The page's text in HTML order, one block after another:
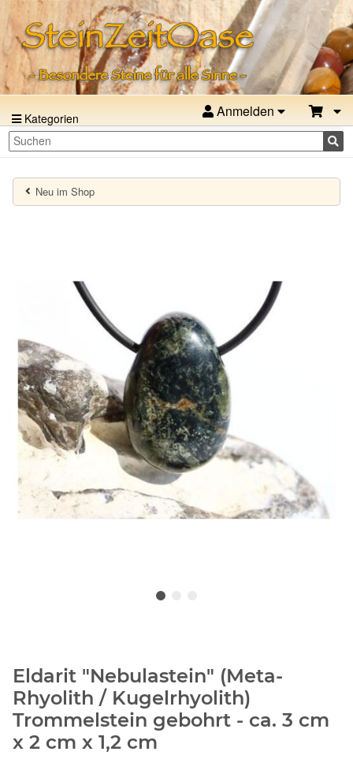
Kategorien Anmelden
Neu im Shop
Eldarit "Nebulastein" (Meta-
Rhyolith / Kugelrhyolith)
Trommelstein gebohrt - ca. 3 cm
x 2 cm x 1,2 cm